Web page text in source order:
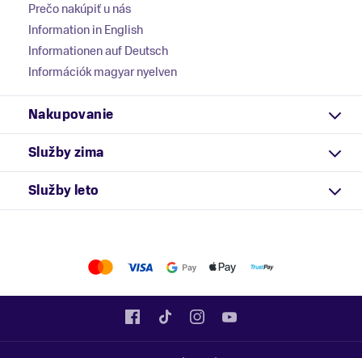
Prečo nakúpiť u nás
Information in English
Informationen auf Deutsch
Információk magyar nyelven
Nakupovanie
Služby zima
Služby leto